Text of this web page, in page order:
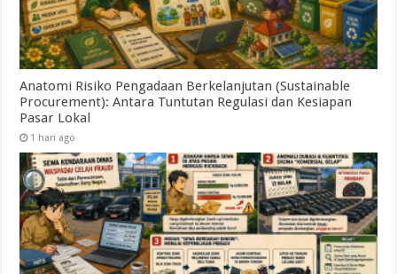
Anatomi Risiko Pengadaan Berkelanjutan (Sustainable
Procurement): Antara Tuntutan Regulasi dan Kesiapan
Pasar Lokal
1 hari ago